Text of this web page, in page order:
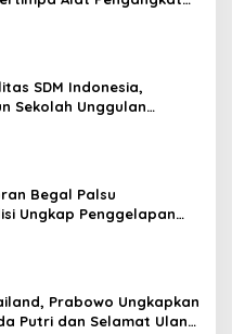
SDM Indonesia,
Sekolah Unggulan
Terbaik Dunia
Begal Palsu
Ungkap Penggelapan
untuk Crypto
Prabowo Ungkapkan
Putri dan Selamat Ulang